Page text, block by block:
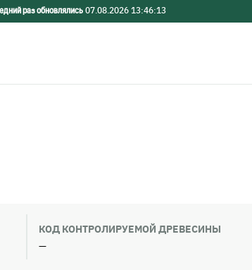
раз обновлялись07.08.2026 13:46:13
КОД КОНТРОЛИРУЕМОЙ ДРЕВЕСИНЫ
—